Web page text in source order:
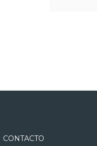
CONTACTO